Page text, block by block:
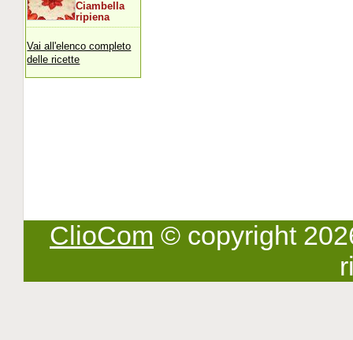
Ciambella
ripiena
Vai all'elenco completo
delle ricette
ClioCom © copyright